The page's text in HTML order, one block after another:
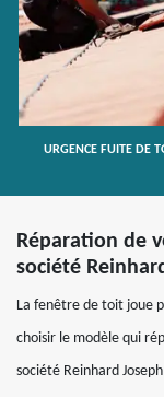
URGENCE FUITE DE
Réparation de
société
La fenêtre de toit joue
choisir le modèle qui
société Reinhard